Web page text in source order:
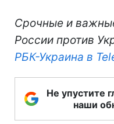
Срочные и
России против
РБК-Украина в
Не упустите
наши